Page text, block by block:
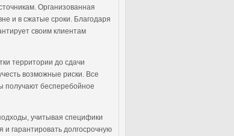
Организованная
и в сжатые сроки. Благодаря
своим клиентам
территории до сдачи
возможные риски. Все
получают бесперебойное
учитывая специфики
и гарантировать долгосрочную